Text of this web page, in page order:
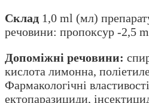
Склад 1,0 ml (мл)
речовини: пропоксур -2,5
Допоміжні речовини:
кислота лимонна,
Фармакологічні
ектопаразициди,